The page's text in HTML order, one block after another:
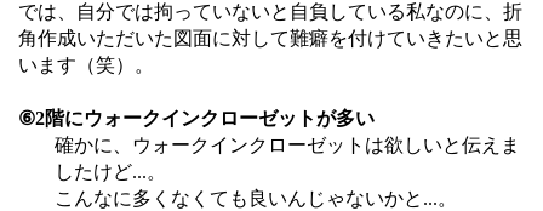
では、自分では拘っていないと自負している私なのに、折
角作成いただいた図面に対して難癖を付けていきたいと思
います（笑）。
⑥2階にウォークインクローゼットが多い
確かに、ウォークインクローゼットは欲しいと伝えま
したけど...。
こんなに多くなくても良いんじゃないかと...。